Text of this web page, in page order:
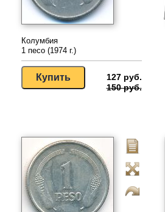
Колумбия
1 песо (1974 г.)
127 руб.
150 руб.